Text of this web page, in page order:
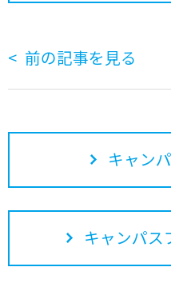
前の記事を見る
キャン
キャンパス